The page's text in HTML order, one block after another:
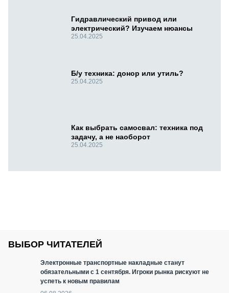
Гидравлический привод или
электрический? Изучаем нюансы
25.04.2025
Б/у техника: донор или утиль?
25.04.2025
Как выбрать самосвал: техника под
задачу, а не наоборот
25.04.2025
ВЫБОР ЧИТАТЕЛЕЙ
Электронные транспортные накладные станут
обязательными с 1 сентября. Игроки рынка рискуют не
успеть к новым правилам